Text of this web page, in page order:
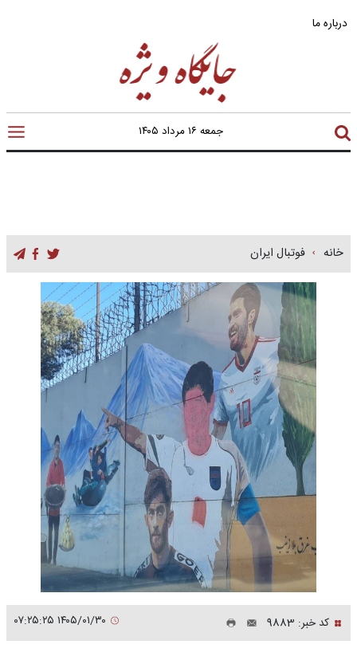
درباره ما
جمعه ۱۶ مرداد ۱۴۰۵
خانه فوتبال ایران
کد خبر: 9883